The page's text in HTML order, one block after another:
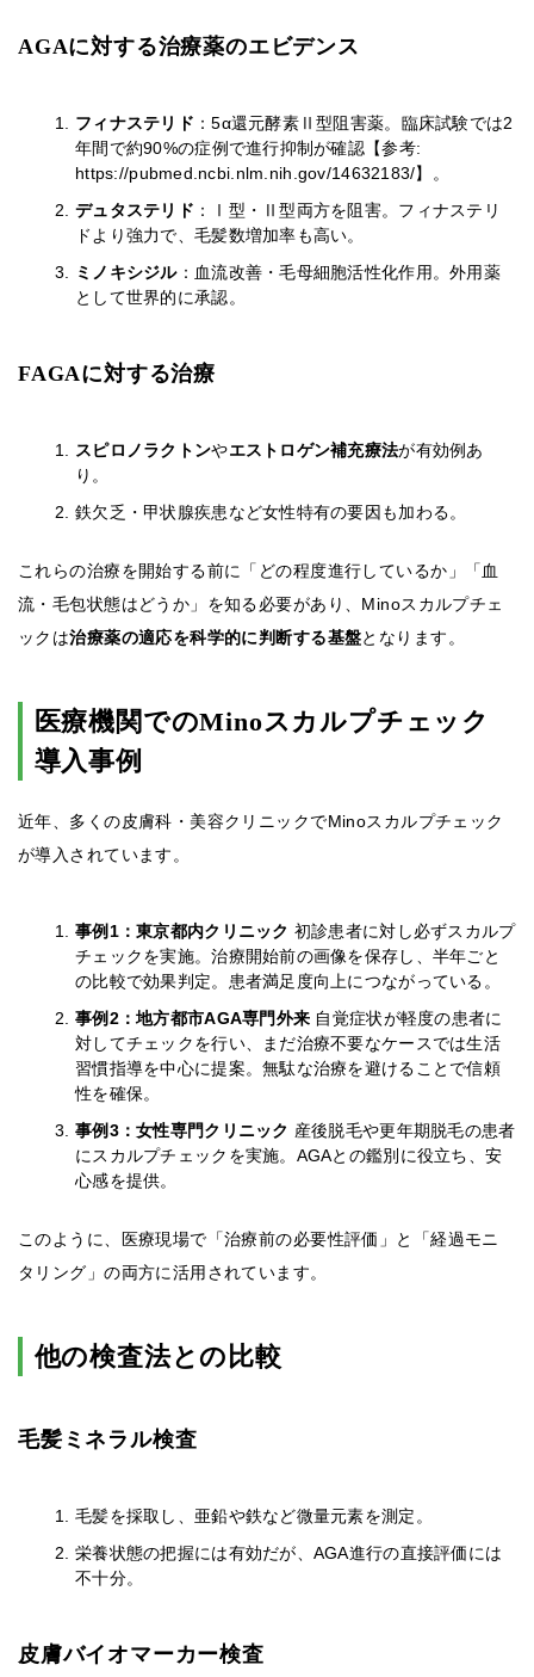
AGAに対する治療薬のエビデンス
フィナステリド ：5α還元酵素Ⅱ型阻害薬。臨床試験では2
年間で約90%の症例で進行抑制が確認【参考:
https://pubmed.ncbi.nlm.nih.gov/14632183/】。
デュタステリド ：Ⅰ型・Ⅱ型両方を阻害。フィナステリ
ドより強力で、毛髪数増加率も高い。
ミノキシジル：血流改善・毛母細胞活性化作用。外用薬
として世界的に承認。
FAGAに対する治療
スピロノラクトンやエストロゲン補充療法が有効例あ
り。
鉄欠乏・甲状腺疾患など女性特有の要因も加わる。
これらの治療を開始する前に「どの程度進行しているか」「血
流・毛包状態はどうか」を知る必要があり、Minoスカルプチェ
ックは治療薬の適応を科学的に判断する基盤となります。
医療機関でのMinoスカルプチェック
導入事例
近年、多くの皮膚科・美容クリニックでMinoスカルプチェック
が導入されています。
事例1：東京都内クリニック 初診患者に対し必ずスカルプ
チェックを実施。治療開始前の画像を保存し、半年ごと
の比較で効果判定。患者満足度向上につながっている。
事例2：地方都市AGA専門外来 自覚症状が軽度の患者に
対してチェックを行い、まだ治療不要なケースでは生活
習慣指導を中心に提案。無駄な治療を避けることで信頼
性を確保。
事例3：女性専門クリニック 産後脱毛や更年期脱毛の患者
にスカルプチェックを実施。AGAとの鑑別に役立ち、安
心感を提供。
このように、医療現場で「治療前の必要性評価」と「経過モニ
タリング」の両方に活用されています。
他の検査法との比較
毛髪ミネラル検査
毛髪を採取し、亜鉛や鉄など微量元素を測定。
栄養状態の把握には有効だが、AGA進行の直接評価には
不十分。
皮膚バイオマーカー検査